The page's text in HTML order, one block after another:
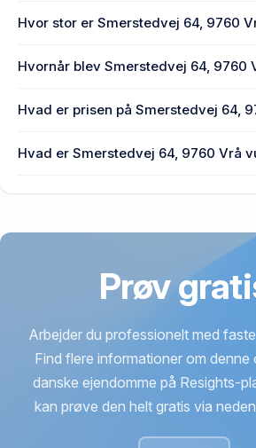
Hvor stor er Smerstedvej 64, 9760
Hvornår blev Smerstedvej 64, 9760
Smerstedvej 64, 9760 Vrå.
Hvad er prisen på Smerstedvej 64,
Vrå senest blev handlet i 1985.
Hvad er Smerstedvej 64, 9760 Vrå
Prøv
Arbejder du professionelt med
Find flere informationer om denne
danske ejendomme på Resights-
kan prøve den helt gratis via